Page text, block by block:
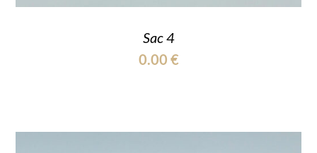
Sac 4
0.00 €